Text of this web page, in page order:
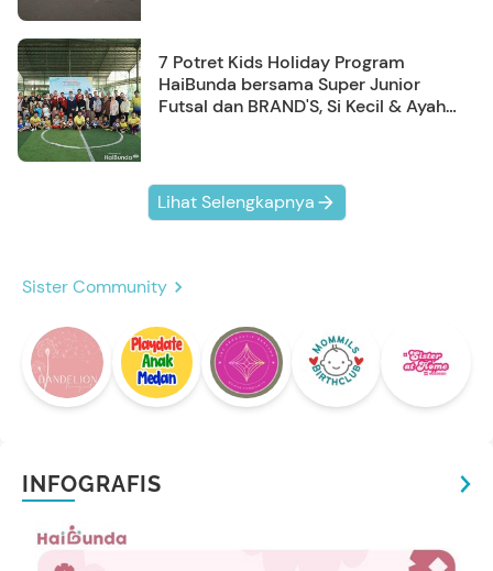
7 Potret Kids Holiday Program
HaiBunda bersama Super Junior
Futsal dan BRAND'S, Si Kecil & Ayah
Lihat Selengkapnya
Sister Community
INFOGRAFIS